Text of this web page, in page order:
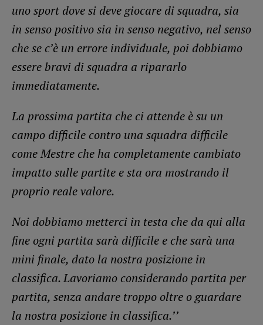
uno sport dove si deve giocare di squadra, sia
in senso positivo sia in senso negativo, nel senso
che se c’è un errore individuale, poi dobbiamo
essere bravi di squadra a ripararlo
immediatamente.
La prossima partita che ci attende è su un
campo difficile contro una squadra difficile
come Mestre che ha completamente cambiato
impatto sulle partite e sta ora mostrando il
proprio reale valore.
Noi dobbiamo metterci in testa che da qui alla
fine ogni partita sarà difficile e che sarà una
mini finale, dato la nostra posizione in
classifica. Lavoriamo considerando partita per
partita, senza andare troppo oltre o guardare
la nostra posizione in classifica.’’